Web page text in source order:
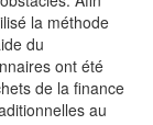
la méthode
du
ont été
de la finance
au